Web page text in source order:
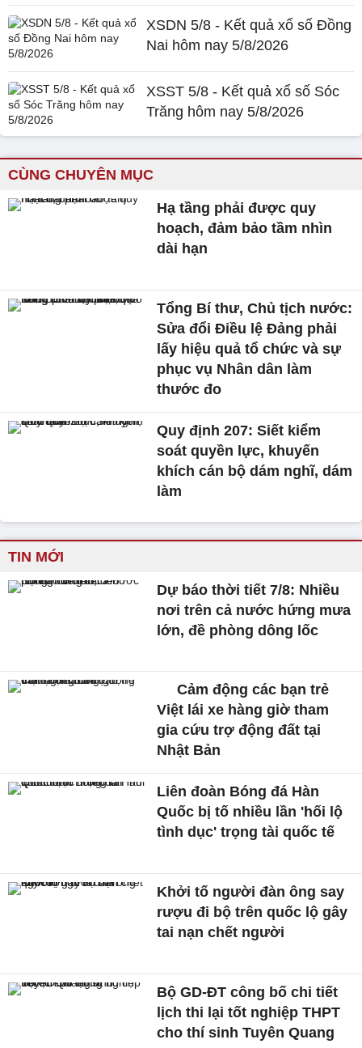
XSDN 5/8 - Kết quả xổ số Đồng
Nai hôm nay 5/8/2026
XSST 5/8 - Kết quả xổ số Sóc
Trăng hôm nay 5/8/2026
CÙNG CHUYÊN MỤC
Hạ tầng phải được quy
hoạch, đảm bảo tầm nhìn
dài hạn
Tổng Bí thư, Chủ tịch nước:
Sửa đổi Điều lệ Đảng phải
lấy hiệu quả tổ chức và sự
phục vụ Nhân dân làm
thước đo
Quy định 207: Siết kiểm
soát quyền lực, khuyến
khích cán bộ dám nghĩ, dám
làm
TIN MỚI
Dự báo thời tiết 7/8: Nhiều
nơi trên cả nước hứng mưa
lớn, đề phòng dông lốc
Cảm động các bạn trẻ
Việt lái xe hàng giờ tham
gia cứu trợ động đất tại
Nhật Bản
Liên đoàn Bóng đá Hàn
Quốc bị tố nhiều lần 'hối lộ
tình dục' trọng tài quốc tế
Khởi tố người đàn ông say
rượu đi bộ trên quốc lộ gây
tai nạn chết người
Bộ GD-ĐT công bố chi tiết
lịch thi lại tốt nghiệp THPT
cho thí sinh Tuyên Quang